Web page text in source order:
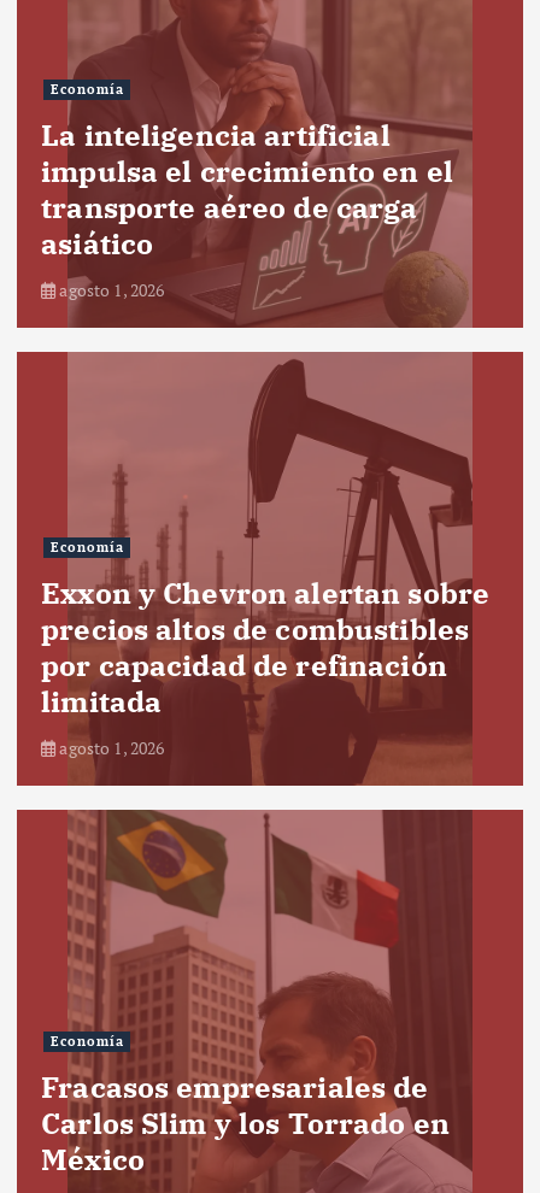
Economía
La inteligencia artificial
impulsa el crecimiento en el
transporte aéreo de carga
asiático
agosto 1, 2026
Economía
Exxon y Chevron alertan sobre
precios altos de combustibles
por capacidad de refinación
limitada
agosto 1, 2026
Economía
Fracasos empresariales de
Carlos Slim y los Torrado en
México